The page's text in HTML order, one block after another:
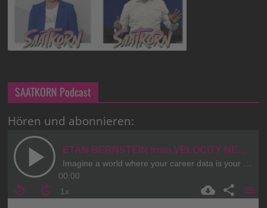
SAATKORN Podcast
Hören und abonnieren: